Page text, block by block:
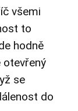
všemi
to
hodně
otevřený
se
do